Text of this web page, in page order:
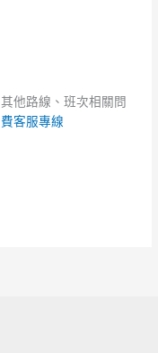
他路線、班次相關問
客服專線